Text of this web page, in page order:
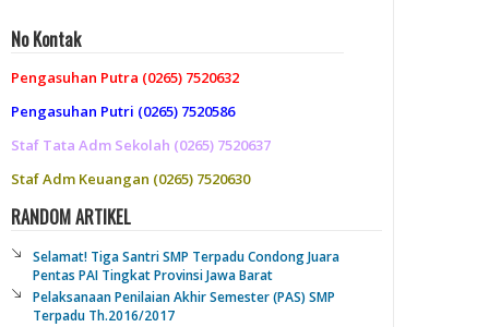
No Kontak
Pengasuhan Putra (0265) 7520632
Pengasuhan Putri (0265) 7520586
Staf Tata Adm Sekolah (0265) 7520637
Staf Adm Keuangan (0265) 7520630
RANDOM ARTIKEL
Selamat! Tiga Santri SMP Terpadu Condong Juara
Pentas PAI Tingkat Provinsi Jawa Barat
Pelaksanaan Penilaian Akhir Semester (PAS) SMP
Terpadu Th.2016/2017